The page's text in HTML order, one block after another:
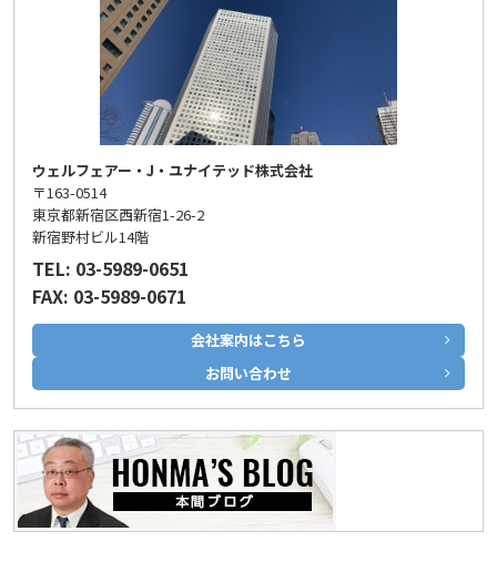
ウェルフェアー・J・ユナイテッド株式会社
〒163-0514
東京都新宿区西新宿1-26-2
新宿野村ビル14階
TEL: 03-5989-0651
FAX: 03-5989-0671
会社案内はこちら
お問い合わせ